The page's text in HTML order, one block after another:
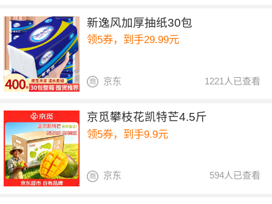
新逸风加厚抽纸30包
领5券，到手29.99元
1221人已查看
京东
京觅攀枝花凯特芒4.5斤
领5券，到手9.9元
594人已查看
京东